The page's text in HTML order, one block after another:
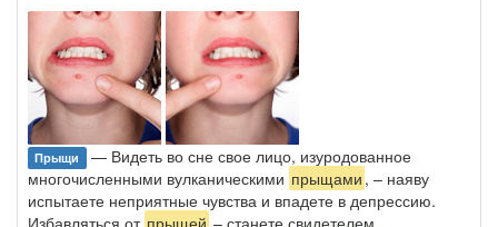
Прыщи — Видеть во сне свое лицо, изуродованное
многочисленными вулканическими прыщами , – наяву
испытаете неприятные чувства и впадете в депрессию.
Избавляться от прыщей – станете свидетелем